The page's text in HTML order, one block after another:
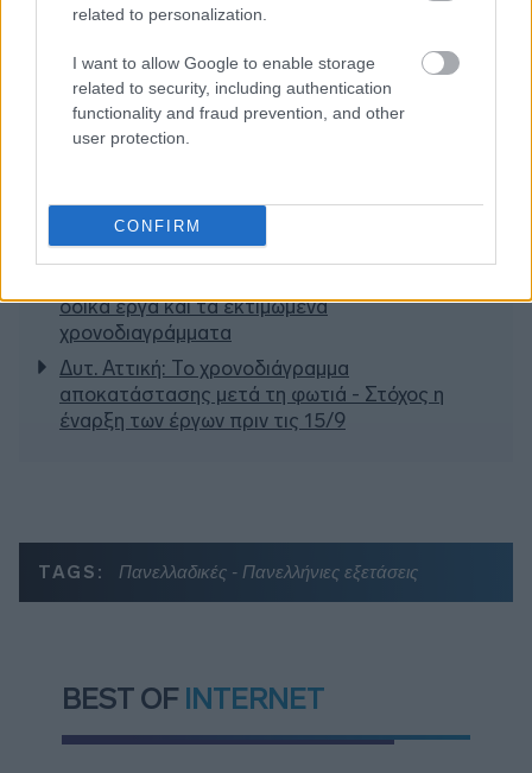
related to personalization.
I want to allow Google to enable storage
related to security, including authentication
functionality and fraud prevention, and other
user protection.
CONFIRM
Διαβάζονται αυτή τη στιγμή
πυρόπληκτα ζωάκια - Το μισογεμάτο ποτήρι
του ΣΥΡΙΖΑ
οδικά έργα και τα εκτιμώμενα
χρονοδιαγράμματα
Δυτ. Αττική: Το χρονοδιάγραμμα
αποκατάστασης μετά τη φωτιά - Στόχος η
έναρξη των έργων πριν τις 15/9
TAGS: Πανελλαδικές - Πανελλήνιες εξετάσεις
BEST OF INTERNET